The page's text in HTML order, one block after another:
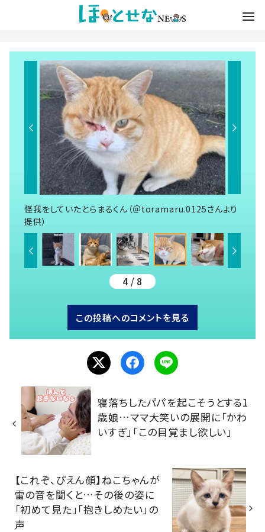
怪我をしていたとらまるくん（＠toramaru.0125さんより
提供）
4 / 8
この投稿へのコメントを見る
寝落ちしたパパを起こそうとする1
歳娘…ママ大笑いの展開に「かわ
いすぎ」「この目覚まし欲しい」
【これぞ、ぴえん顔】ねこちゃんが
雷の音を聞くと…その後の姿に
「初めて見た」「抱きしめたい」の
声